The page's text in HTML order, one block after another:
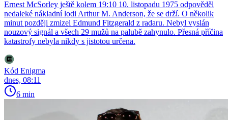
Ernest McSorley ještě kolem 19:10 10. listopadu 1975 odpověděl
nedaleké nákladní lodi Arthur M. Anderson, že se drží. O několik
minut později zmizel Edmund Fitzgerald z radaru. Nebyl vyslán
nouzový signál a všech 29 mužů na palubě zahynulo. Přesná příčina
katastrofy nebyla nikdy s jistotou určena.
Kód Enigma
dnes, 08:11
6 min